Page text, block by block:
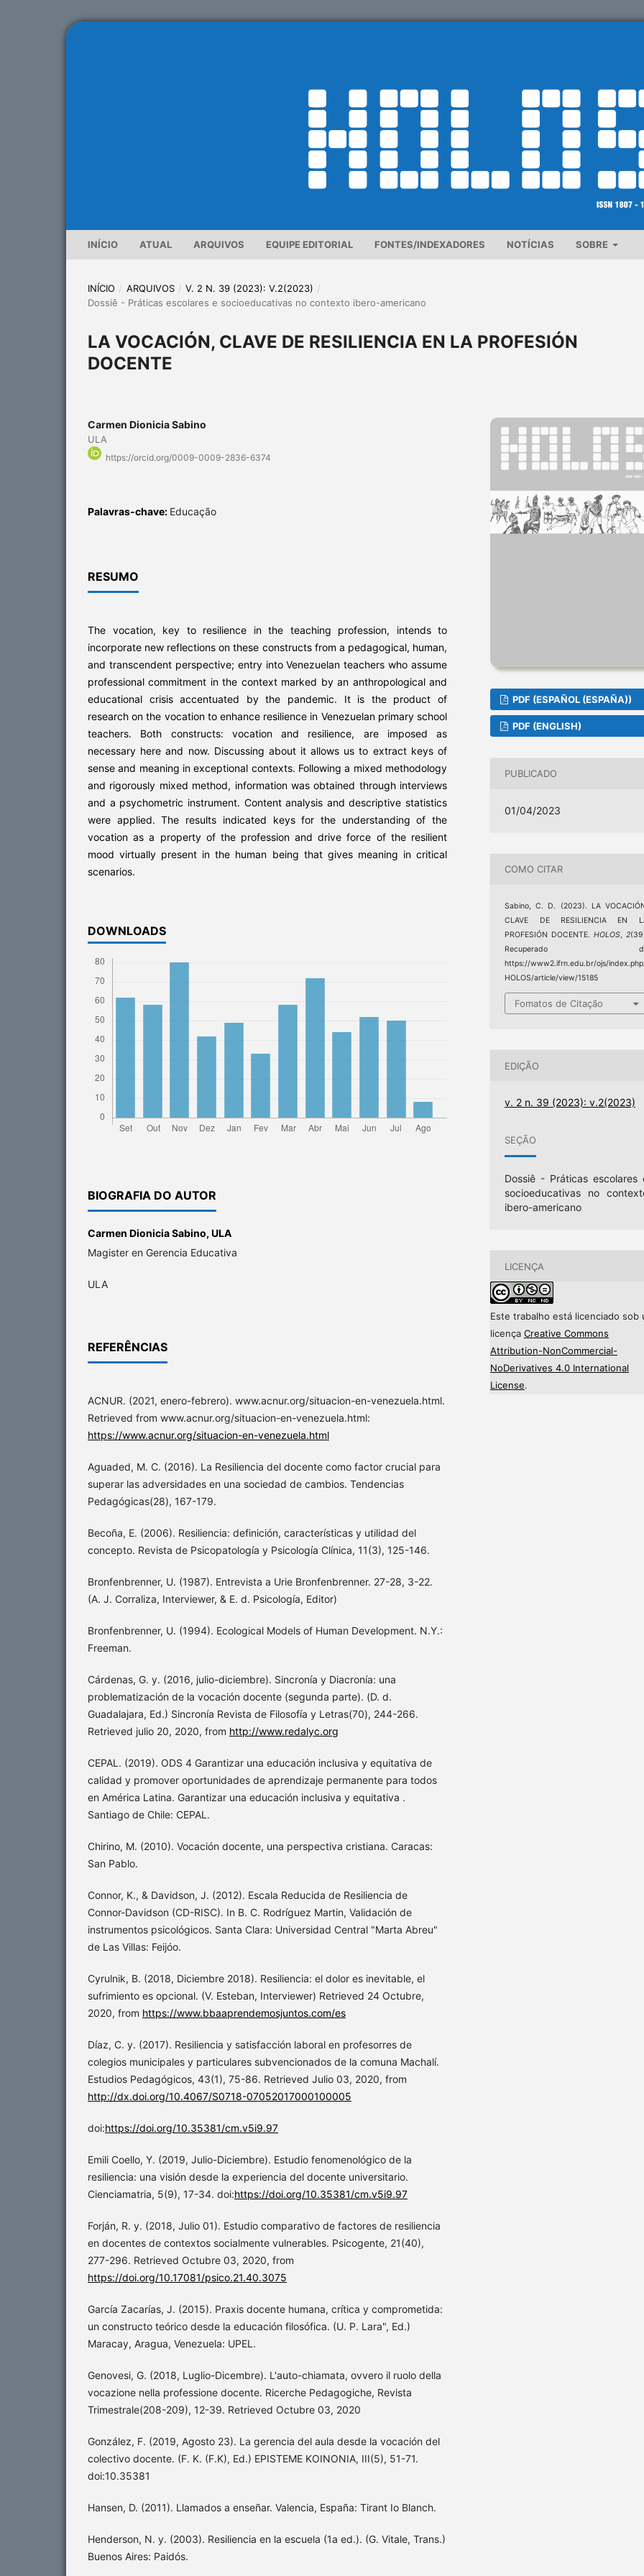
INÍCIO ATUAL ARQUIVOS EQUIPE EDITORIAL FONTES/INDEXADORES NOTÍCIAS SOBRE
INÍCIO / ARQUIVOS / V. 2 N. 39 (2023): V.2(2023) /
Dossiê - Práticas escolares e socioeducativas no contexto ibero-americano
LA VOCACIÓN, CLAVE DE RESILIENCIA EN LA PROFESIÓN
DOCENTE
Carmen Dionicia Sabino
ULA
https://orcid.org/0009-0009-2836-6374
Palavras-chave: Educação
RESUMO
The vocation, key to resilience in the teaching profession, intends to
incorporate new reflections on these constructs from a pedagogical, human,
and transcendent perspective; entry into Venezuelan teachers who assume
professional commitment in the context marked by an anthropological and
educational crisis accentuated by the pandemic. It is the product of
research on the vocation to enhance resilience in Venezuelan primary school
teachers. Both constructs: vocation and resilience, are imposed as
necessary here and now. Discussing about it allows us to extract keys of
sense and meaning in exceptional contexts. Following a mixed methodology
and rigorously mixed method, information was obtained through interviews
and a psychometric instrument. Content analysis and descriptive statistics
were applied. The results indicated keys for the understanding of the
vocation as a property of the profession and drive force of the resilient
mood virtually present in the human being that gives meaning in critical
scenarios.
DOWNLOADS
BIOGRAFIA DO AUTOR
Carmen Dionicia Sabino, ULA
Magister en Gerencia Educativa
ULA
REFERÊNCIAS
ACNUR. (2021, enero-febrero). www.acnur.org/situacion-en-venezuela.html.
Retrieved from www.acnur.org/situacion-en-venezuela.html:
https://www.acnur.org/situacion-en-venezuela.html
Aguaded, M. C. (2016). La Resiliencia del docente como factor crucial para
superar las adversidades en una sociedad de cambios. Tendencias
Pedagógicas(28), 167-179.
Becoña, E. (2006). Resiliencia: definición, características y utilidad del
concepto. Revista de Psicopatología y Psicología Clínica, 11(3), 125-146.
Bronfenbrenner, U. (1987). Entrevista a Urie Bronfenbrenner. 27-28, 3-22.
(A. J. Corraliza, Interviewer, & E. d. Psicología, Editor)
Bronfenbrenner, U. (1994). Ecological Models of Human Development. N.Y.:
Freeman.
Cárdenas, G. y. (2016, julio-diciembre). Sincronía y Diacronía: una
problematización de la vocación docente (segunda parte). (D. d.
Guadalajara, Ed.) Sincronía Revista de Filosofía y Letras(70), 244-266.
Retrieved julio 20, 2020, from http://www.redalyc.org
CEPAL. (2019). ODS 4 Garantizar una educación inclusiva y equitativa de
calidad y promover oportunidades de aprendizaje permanente para todos
en América Latina. Garantizar una educación inclusiva y equitativa .
Santiago de Chile: CEPAL.
Chirino, M. (2010). Vocación docente, una perspectiva cristiana. Caracas:
San Pablo.
Connor, K., & Davidson, J. (2012). Escala Reducida de Resiliencia de
Connor-Davidson (CD-RISC). In B. C. Rodríguez Martin, Validación de
instrumentos psicológicos. Santa Clara: Universidad Central "Marta Abreu"
de Las Villas: Feijóo.
Cyrulnik, B. (2018, Diciembre 2018). Resiliencia: el dolor es inevitable, el
sufrimiento es opcional. (V. Esteban, Interviewer) Retrieved 24 Octubre,
2020, from https://www.bbaaprendemosjuntos.com/es
Díaz, C. y. (2017). Resiliencia y satisfacción laboral en profesorres de
colegios municipales y particulares subvencionados de la comuna Machalí.
Estudios Pedagógicos, 43(1), 75-86. Retrieved Julio 03, 2020, from
http://dx.doi.org/10.4067/S0718-07052017000100005
doi:https://doi.org/10.35381/cm.v5i9.97
Emili Coello, Y. (2019, Julio-Diciembre). Estudio fenomenológico de la
resiliencia: una visión desde la experiencia del docente universitario.
Cienciamatria, 5(9), 17-34. doi:https://doi.org/10.35381/cm.v5i9.97
Forján, R. y. (2018, Julio 01). Estudio comparativo de factores de resiliencia
en docentes de contextos socialmente vulnerables. Psicogente, 21(40),
277-296. Retrieved Octubre 03, 2020, from
https://doi.org/10.17081/psico.21.40.3075
García Zacarías, J. (2015). Praxis docente humana, crítica y comprometida:
un constructo teórico desde la educación filosófica. (U. P. Lara", Ed.)
Maracay, Aragua, Venezuela: UPEL.
Genovesi, G. (2018, Luglio-Dicembre). L'auto-chiamata, ovvero il ruolo della
vocazione nella professione docente. Ricerche Pedagogiche, Revista
Trimestrale(208-209), 12-39. Retrieved Octubre 03, 2020
González, F. (2019, Agosto 23). La gerencia del aula desde la vocación del
colectivo docente. (F. K. (F.K), Ed.) EPISTEME KOINONIA, III(5), 51-71.
doi:10.35381
Hansen, D. (2011). Llamados a enseñar. Valencia, España: Tirant Io Blanch.
Henderson, N. y. (2003). Resiliencia en la escuela (1a ed.). (G. Vitale, Trans.)
Buenos Aires: Paidós.
PDF (ESPAÑOL (ESPAÑA))
PDF (ENGLISH)
PUBLICADO
01/04/2023
COMO CITAR
Sabino, C. D. (2023). LA
CLAVE DE RESILIENCIA EN
PROFESIÓN DOCENTE. HOLOS 2
Recuperado
https://www2.ifrn.edu.br/ojs/
HOLOS/article/view/15185
Fomatos de Citação
EDIÇÃO
v. 2 n. 39 (2023): v.2(2023)
SEÇÃO
Dossiê - Práticas escolares
socioeducativas no
ibero-americano
LICENÇA
Este trabalho está licenciado sob
licença Creative Commons
Attribution-NonCommercial-
NoDerivatives 4.0 International
License.